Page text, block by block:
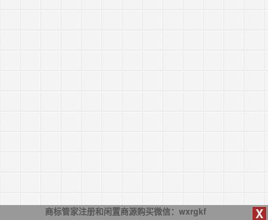
X
商标管家注册和闲置商源购买微信：wxrgkf